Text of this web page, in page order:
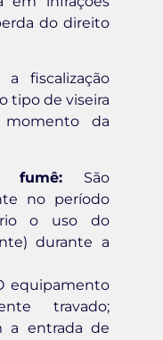
do direito
fiscalização
tipo de viseira
da
fumê:São
no período
o uso do
durante a
equipamento
travado;
a entrada de